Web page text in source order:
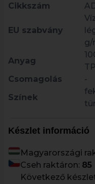
Cikkszám
EU szabvány
g/
Anyag
Csomagolás
-
Színek
Készlet információ
Magyarországi
Cseh raktáron: 85
Következő